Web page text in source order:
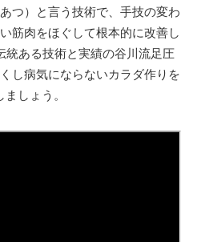
つ）と言う技術で、手技の変わ
筋肉をほぐして根本的に改善し
統ある技術と実績の谷川流足圧
し病気にならないカラダ作りを
ましょう。